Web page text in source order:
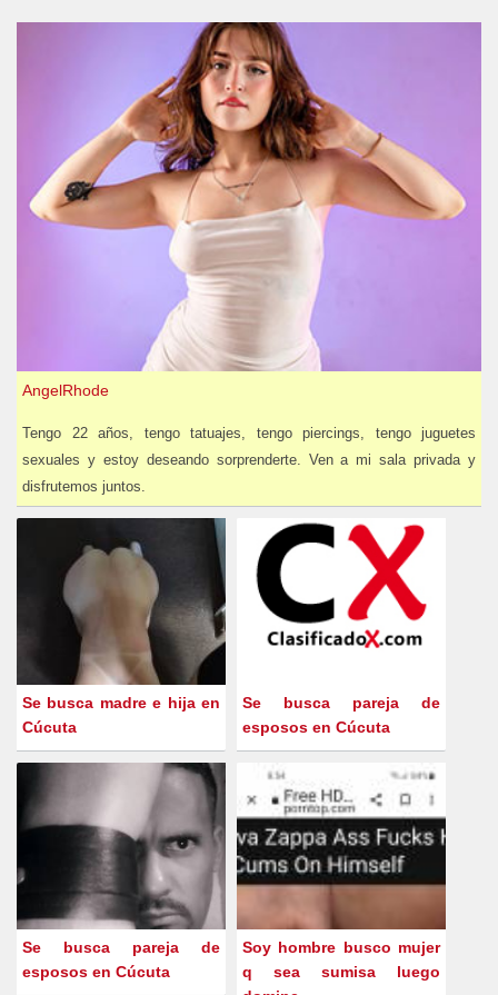
AngelRhode
Tengo 22 años, tengo tatuajes, tengo piercings, tengo juguetes
sexuales y estoy deseando sorprenderte. Ven a mi sala privada y
disfrutemos juntos.
Se busca madre e hija en
Cúcuta
Se busca pareja de
esposos en Cúcuta
Se busca pareja de
esposos en Cúcuta
Soy hombre busco mujer
q sea sumisa luego